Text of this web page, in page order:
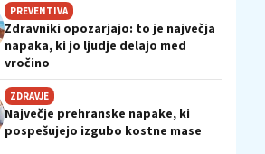
PREVENTIVA
Zdravniki opozarjajo: to je največja
napaka, ki jo ljudje delajo med
vročino
ZDRAVJE
Največje prehranske napake, ki
pospešujejo izgubo kostne mase